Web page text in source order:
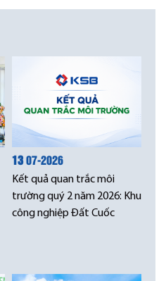
1307-2026
Kết quả quan trắc môi
trường quý 2 năm 2026: Khu
công nghiệp Đất Cuốc